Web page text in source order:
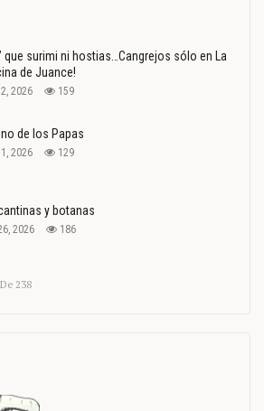
que surimi ni hostias…Cangrejos sólo en La
de Juance!
2026 159
de los Papas
2026 129
y botanas
2026 186
238